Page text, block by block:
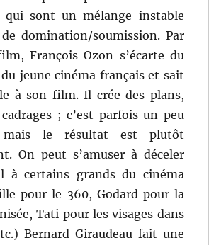
qui sont un mélange instable
domination/soumission. Par
François Ozon s’écarte du
jeune cinéma français et sait
à son film. Il crée des plans,
; c’est parfois un peu
le résultat est plutôt
On peut s’amuser à déceler
à certains grands du cinéma
pour le 360, Godard pour la
Tati pour les visages dans
Bernard Giraudeau fait une